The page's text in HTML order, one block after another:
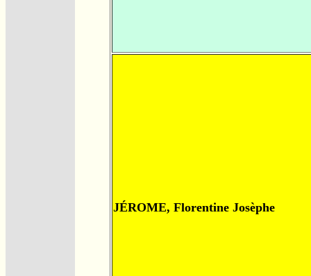
JÉROME, Florentine Josèphe